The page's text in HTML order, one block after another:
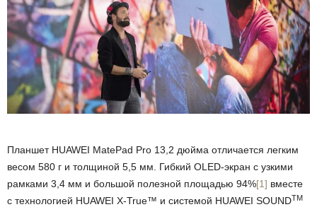
Планшет HUAWEI MatePad Pro 13,2 дюйма отличается легким
весом 580 г и толщиной 5,5 мм. Гибкий OLED-экран с узкими
рамками 3,4 мм и большой полезной площадью 94%[1] вместе
с технологией HUAWEI X-True™ и системой HUAWEI SOUNDTM